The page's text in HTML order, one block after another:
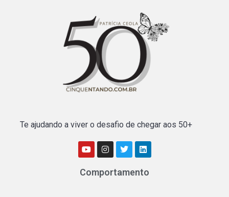
Te ajudando a viver o desafio de chegar aos 50+
Comportamento